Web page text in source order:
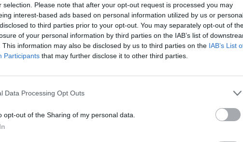
selection. Please note that after your opt-out request is processed you may
interest-based ads based on personal information utilized by us or
to third parties prior to your opt-out. You may separately opt-out of
of your personal information by third parties on the IAB’s list of
This information may also be disclosed by us to third parties on the IAB’s List
Participants that may further disclose it to other third parties.
Data Processing Opt Outs
opt-out of the Sharing of my personal data.
Πέθανε η
ηλικία 26
ΔΙΑΦΗΜΙΣΗ